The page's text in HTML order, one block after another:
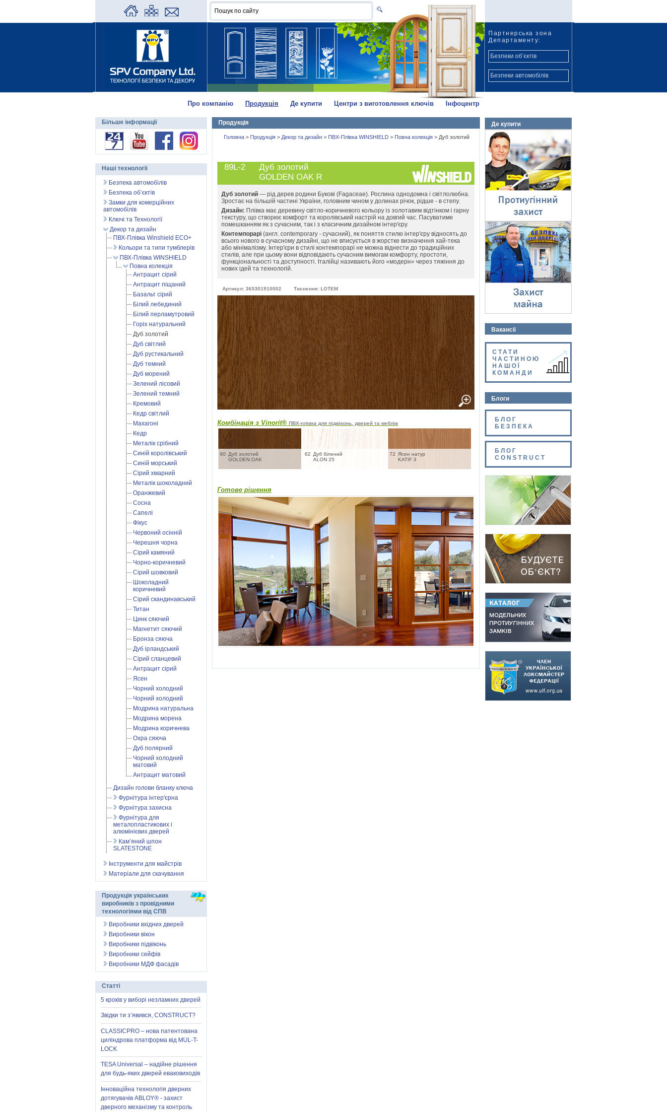
Партнерська зона
Департаменту:
Безпеки об’єктів
Безпеки автомобілів
Про компанію Продукція Де купити Центри з виготовлення ключів Інфоцентр
Продукція
Головна > Продукція > Декор та дизайн > ПВХ-Плівка WINSHIELD > Повна колекція > Дуб золотий
89L-2
Дуб золотий
GOLDEN OAK R
Дуб золотий — рід дерев родини Букові (Fagaceae). Рослина однодомна і світлолюбна.
Зростає на більшій частині України, головним чином у долинах річок, рідше - в степу.
Дизайн: Плівка має деревину світло-коричневого кольору із золотавим відтінком і гарну
текстуру, що створює комфорт та королівський настрій на довгий час. Пасуватиме
помешканням як з сучасним, так і з класичним дизайном інтер'єру.
Контемпорарі (англ. contemporary - сучасний), як поняття стилю інтер'єру відносять до
всього нового в сучасному дизайні, що не вписується в жорстке визначення хай-тека
або мінімалізму. Інтер'єри в стилі контемпорарі не можна віднести до традиційних
стилів, але при цьому вони відповідають сучасним вимогам комфорту, простоти,
функціональності та доступності. Італійці називають його «модерн» через тяжіння до
нових ідей та технологій.
Артикул: 365301910002 Тиснення: LOTEM
Комбінація з Vinorit® ПВХ-плівка для підвіконь, дверей та меблів
90
Дуб золотий
GOLDEN OAK
62
Дуб білений
ALON 25
72 Ясен натур
KATIF 3
Готове рішення
Де купити
Протиугінний захист
⇓
Захист майна
⇓
Вакансії
СТАТИ
ЧАСТИНОЮ
НАШОЇ
КОМАНДИ
Блоги
БЛОГ
БЕЗПЕКА
БЛОГ
CONSTRUCT
Більше інформації
Наші технології
Безпека автомобілів
Безпека об’єктів
Замки для комерційних
автомобілів
Ключі та Технології
Декор та дизайн
ПВХ-Плівка Winshield ECO+
Кольори та типи тумблерів
ПВХ-Плівка WINSHIELD
Повна колекція
Антрацит сірий
Антрацит піщаний
Базальт сірий
Білий лебединий
Білий перламутровий
Горіх натуральний
Дуб золотий
Дуб світлий
Дуб рустикальний
Дуб темний
Дуб морений
Зелений лісовий
Зелений темний
Кремовий
Кедр світлий
Махагоні
Кедр
Металік срібний
Синій королівський
Синій морський
Сірий хмарний
Металік шоколадний
Оранжевий
Сосна
Сапелі
Фікус
Червоний осінній
Черешня чорна
Сірий камяний
Чорно-коричневий
Сірий шовковий
Шоколадний
коричневий
Сірий скандинавський
Титан
Цинк сяючий
Магнетит сяючий
Бронза сяюча
Дуб ірландський
Cірий сланцевий
Антрацит сірий
Ясен
Чорний холодний
Чорний холодний
Модрина натуральна
Модрина морена
Модрина коричнева
Охра сяюча
Дуб полярний
Чорний холодний
матовий
Антрацит матовий
Дизайн голови бланку ключа
Фурнітура інтер'єрна
Фурнітура захисна
Фурнітура для
металопластикових і
алюмінієвих дверей
Кам’яний шпон
SLATESTONE
Інструменти для майстрів
Матеріали для скачування
Продукція українських
виробників з провідними
технологіями від СПВ
Виробники вхідних дверей
Виробники вікон
Виробники підвіконь
Виробники сейфів
Виробники МДФ фасадів
Статті
5 кроків у виборі незламних дверей
Звідки ти з’явився, CONSTRUCT?
CLASSICPRO – нова патентована
циліндрова платформа від MUL-T-
LOCK
TESA Universal – надійне рішення
для будь-яких дверей еваковиходів
Інноваційна технологія дверних
дотягувачів ABLOY® - захист
дверного механізму та контроль